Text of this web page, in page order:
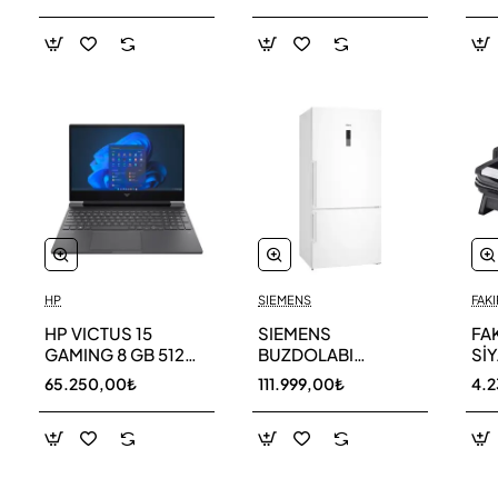
HP
HP VICTUS 15
GAMING 8 GB 512
GB SSD LAPTOP
FA0011NT 80D33EA
65.250,00₺
SIEMENS
SIEMENS
BUZDOLABI
KG86NCWE0N
111.999,00₺